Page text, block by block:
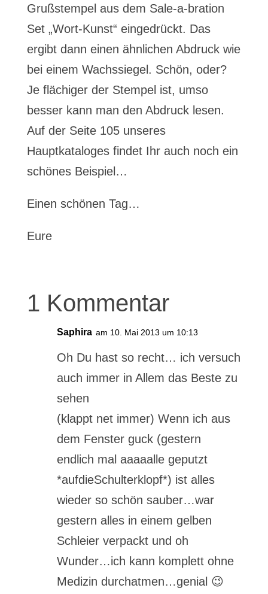
Grußstempel aus dem Sale-a-bration
Set „Wort-Kunst“ eingedrückt. Das
ergibt dann einen ähnlichen Abdruck wie
bei einem Wachssiegel. Schön, oder?
Je flächiger der Stempel ist, umso
besser kann man den Abdruck lesen.
Auf der Seite 105 unseres
Hauptkataloges findet Ihr auch noch ein
schönes Beispiel…
Einen schönen Tag…
Eure
1 Kommentar
Saphira am 10. Mai 2013 um 10:13
Oh Du hast so recht… ich versuch
auch immer in Allem das Beste zu
sehen
(klappt net immer) Wenn ich aus
dem Fenster guck (gestern
endlich mal aaaaalle geputzt
*aufdieSchulterklopf*) ist alles
wieder so schön sauber…war
gestern alles in einem gelben
Schleier verpackt und oh
Wunder…ich kann komplett ohne
Medizin durchatmen…genial 😉